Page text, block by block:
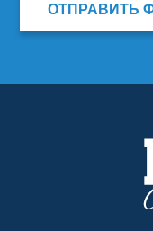
ОТПРАВИТЬ